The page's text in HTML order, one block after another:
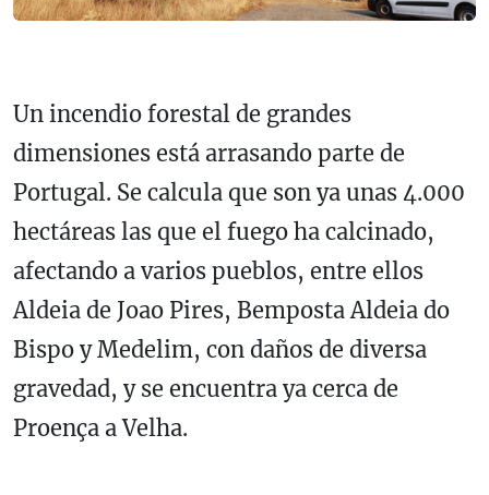
Un incendio forestal de grandes
dimensiones está arrasando parte de
Portugal. Se calcula que son ya unas 4.000
hectáreas las que el fuego ha calcinado,
afectando a varios pueblos, entre ellos
Aldeia de Joao Pires, Bemposta Aldeia do
Bispo y Medelim, con daños de diversa
gravedad, y se encuentra ya cerca de
Proença a Velha.